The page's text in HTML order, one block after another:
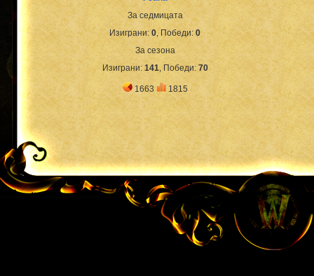
За седмицата
Изиграни:0, Победи:0
За сезона
Изиграни:141, Победи:70
1663 1815